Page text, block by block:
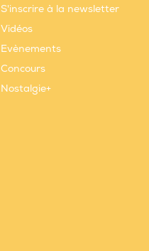
S'inscrire à la newsletter
Vidéos
Evènements
Concours
Nostalgie+